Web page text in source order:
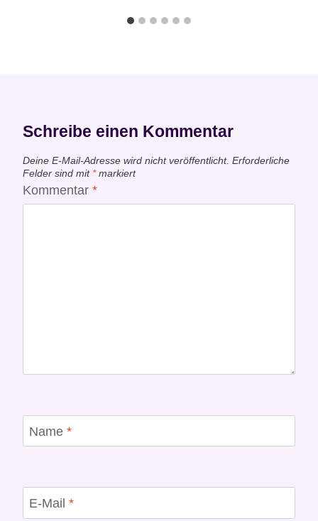
Schreibe einen Kommentar
Deine E-Mail-Adresse wird nicht veröffentlicht. Erforderliche
Felder sind mit *markiert
Kommentar *
Name *
E-Mail *